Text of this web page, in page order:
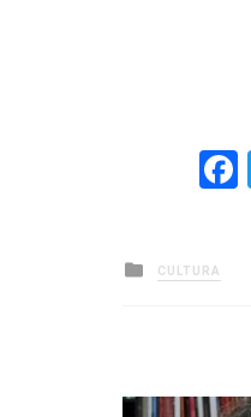
Posted
in
CULTURA